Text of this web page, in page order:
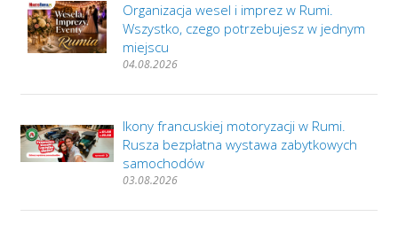
Organizacja wesel i imprez w Rumi.
Wszystko, czego potrzebujesz w jednym
miejscu
04.08.2026
Ikony francuskiej motoryzacji w Rumi.
Rusza bezpłatna wystawa zabytkowych
samochodów
03.08.2026